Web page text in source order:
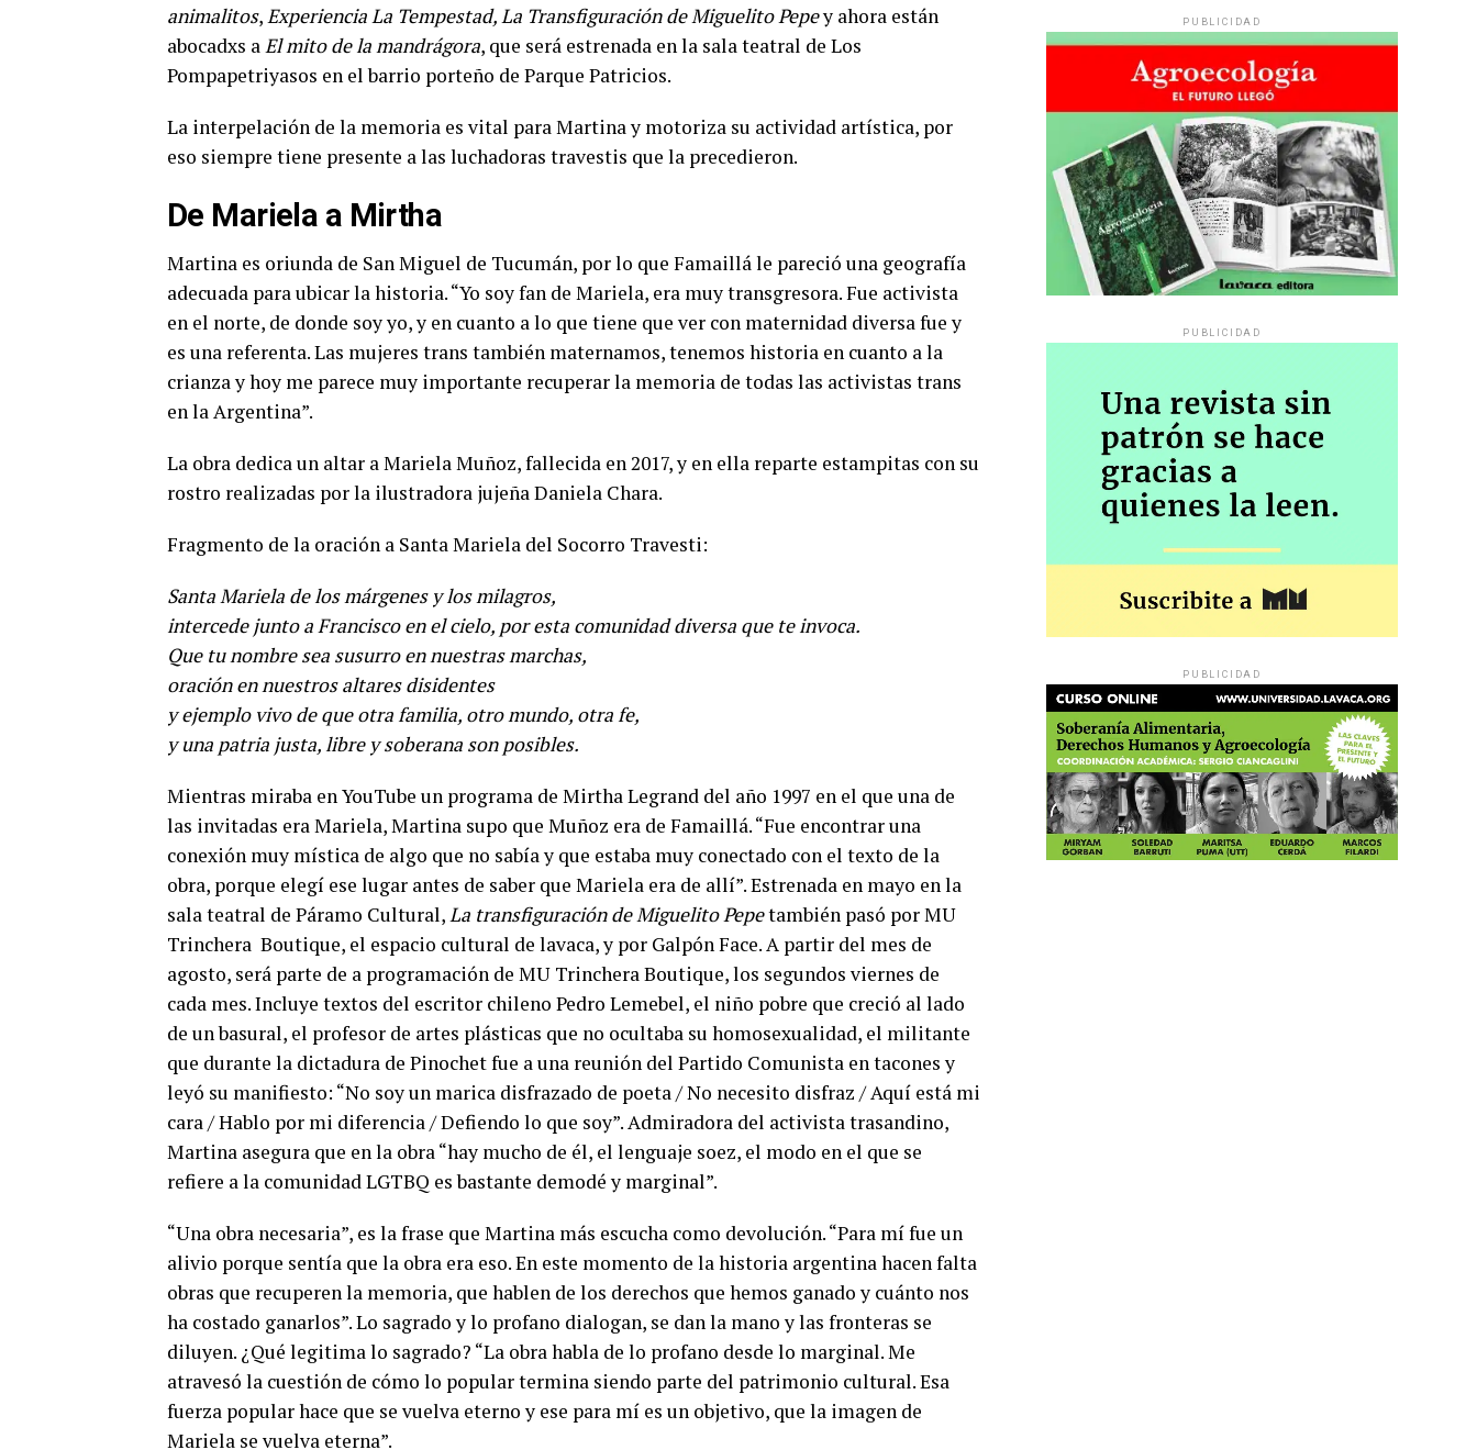
animalitos, Experiencia La Tempestad, La Transfiguración de Miguelito Pepey ahora están
abocadxs a El mito de la mandrágora, que será estrenada en la sala teatral de Los
Pompapetriyasos en el barrio porteño de Parque Patricios.
La interpelación de la memoria es vital para Martina y motoriza su actividad artística, por
eso siempre tiene presente a las luchadoras travestis que la precedieron.
De Mariela a Mirtha
Martina es oriunda de San Miguel de Tucumán, por lo que Famaillá le pareció una geografía
adecuada para ubicar la historia. “Yo soy fan de Mariela, era muy transgresora. Fue activista
en el norte, de donde soy yo, y en cuanto a lo que tiene que ver con maternidad diversa fue y
es una referenta. Las mujeres trans también maternamos, tenemos historia en cuanto a la
crianza y hoy me parece muy importante recuperar la memoria de todas las activistas trans
en la Argentina”.
La obra dedica un altar a Mariela Muñoz, fallecida en 2017, y en ella reparte estampitas con su
rostro realizadas por la ilustradora jujeña Daniela Chara.
Fragmento de la oración a Santa Mariela del Socorro Travesti:
Santa Mariela de los márgenes y los milagros,
intercede junto a Francisco en el cielo, por esta comunidad diversa que te invoca.
Que tu nombre sea susurro en nuestras marchas,
oración en nuestros altares disidentes
y ejemplo vivo de que otra familia, otro mundo, otra fe,
y una patria justa, libre y soberana son posibles.
Mientras miraba en YouTube un programa de Mirtha Legrand del año 1997 en el que una de
las invitadas era Mariela, Martina supo que Muñoz era de Famaillá. “Fue encontrar una
conexión muy mística de algo que no sabía y que estaba muy conectado con el texto de la
obra, porque elegí ese lugar antes de saber que Mariela era de allí”. Estrenada en mayo en la
sala teatral de Páramo Cultural, La transfiguración de Miguelito Pepetambién pasó por MU
Trinchera Boutique, el espacio cultural de lavaca, y por Galpón Face. A partir del mes de
agosto, será parte de a programación de MU Trinchera Boutique, los segundos viernes de
cada mes. Incluye textos del escritor chileno Pedro Lemebel, el niño pobre que creció al lado
de un basural, el profesor de artes plásticas que no ocultaba su homosexualidad, el militante
que durante la dictadura de Pinochet fue a una reunión del Partido Comunista en tacones y
leyó su manifiesto: “No soy un marica disfrazado de poeta / No necesito disfraz / Aquí está mi
cara / Hablo por mi diferencia / Defiendo lo que soy”. Admiradora del activista trasandino,
Martina asegura que en la obra “hay mucho de él, el lenguaje soez, el modo en el que se
refiere a la comunidad LGTBQ es bastante demodé y marginal”.
“Una obra necesaria”, es la frase que Martina más escucha como devolución. “Para mí fue un
alivio porque sentía que la obra era eso. En este momento de la historia argentina hacen falta
obras que recuperen la memoria, que hablen de los derechos que hemos ganado y cuánto nos
ha costado ganarlos”. Lo sagrado y lo profano dialogan, se dan la mano y las fronteras se
diluyen. ¿Qué legitima lo sagrado? “La obra habla de lo profano desde lo marginal. Me
atravesó la cuestión de cómo lo popular termina siendo parte del patrimonio cultural. Esa
fuerza popular hace que se vuelva eterno y ese para mí es un objetivo, que la imagen de
Mariela se vuelva eterna”.
PUBLICIDAD
PUBLICIDAD
PUBLICIDAD